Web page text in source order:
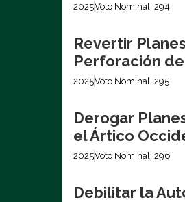
2025Voto Nominal: 294
Revertir
Perforación
2025Voto Nominal: 295
Derogar
el Ártico
2025Voto Nominal: 296
Debilitar la